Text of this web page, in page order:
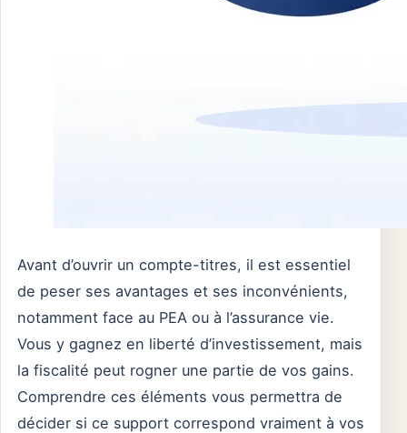
Avant d’ouvrir un compte-titres, il est essentiel
de peser ses avantages et ses inconvénients,
notamment face au PEA ou à l’assurance vie.
Vous y gagnez en liberté d’investissement, mais
la fiscalité peut rogner une partie de vos gains.
Comprendre ces éléments vous permettra de
décider si ce support correspond vraiment à vos